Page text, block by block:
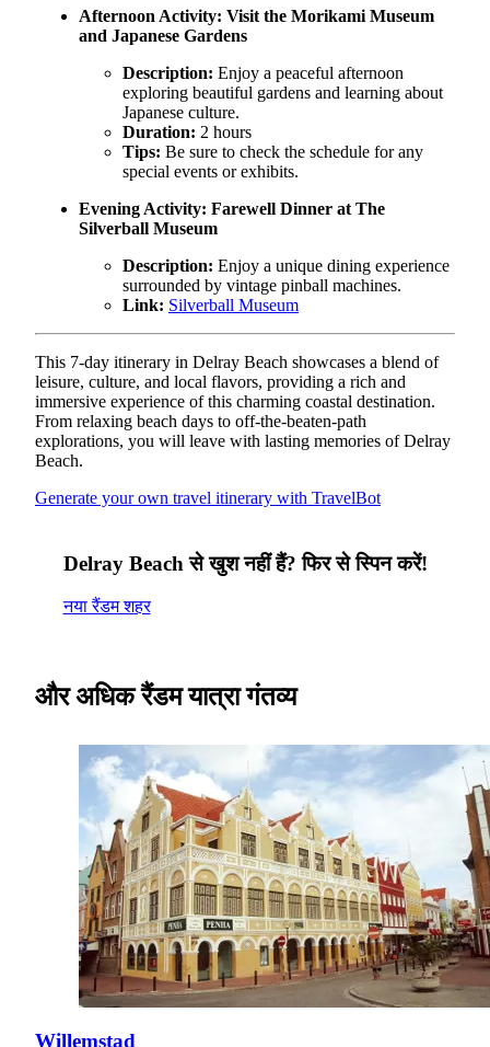
Afternoon Activity: Visit the Morikami Museum
and Japanese Gardens
Description: Enjoy a peaceful afternoon
exploring beautiful gardens and learning about
Japanese culture.
Duration: 2 hours
Tips: Be sure to check the schedule for any
special events or exhibits.
Evening Activity: Farewell Dinner at The
Silverball Museum
Description: Enjoy a unique dining experience
surrounded by vintage pinball machines.
Link: Silverball Museum
This 7-day itinerary in Delray Beach showcases a blend of
leisure, culture, and local flavors, providing a rich and
immersive experience of this charming coastal destination.
From relaxing beach days to off-the-beaten-path
explorations, you will leave with lasting memories of Delray
Beach.
Generate your own travel itinerary with TravelBot
Delray Beach से खुश नहीं हैं? फिर से स्पिन करें!
नया रैंडम शहर
और अधिक रैंडम यात्रा गंतव्य
Willemstad